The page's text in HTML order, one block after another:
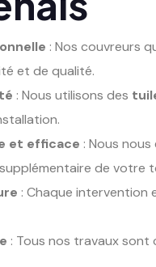
: Nos couvreurs
et de qualité.
: Nous utilisons des
et efficace : Nous
de votre
: Chaque
: Tous nos travaux sont